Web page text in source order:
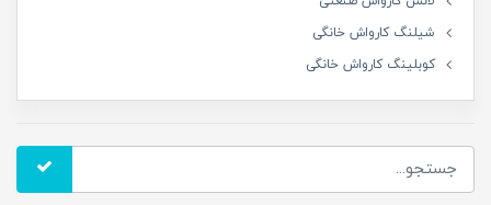
شیلنگ کارواش خانگی
کوبلینگ کارواش خانگی